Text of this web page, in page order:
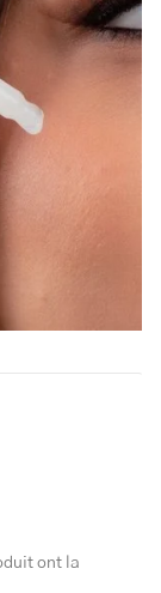
ont la